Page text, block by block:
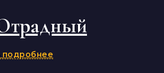
подробнее